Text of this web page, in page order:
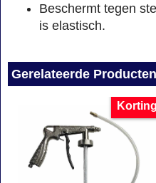
Beschermt tegen
is elastisch.
Gerelateerde Producten
Korting